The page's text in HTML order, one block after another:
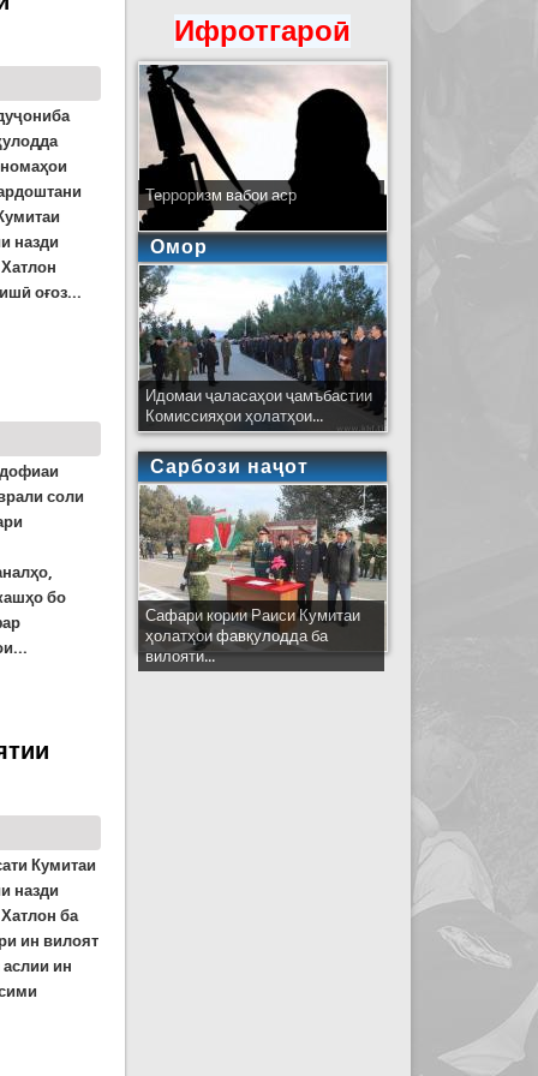
назди
оғоз...
соли
бо
Кумитаи
назди
ба
ин вилоят
ин
Ифротгароӣ
Терроризм вабои аср
Омор
Идомаи ҷаласаҳои ҷамъбастии
Комиссияҳои ҳолатҳои...
Сарбози наҷот
Сафари кории Раиси Кумитаи
ҳолатҳои фавқулодда ба
вилояти...